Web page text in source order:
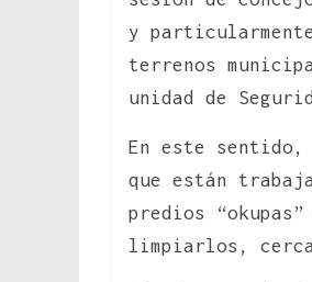
y
terrenos
unidad de
En este
que están
predios
limpiarlos,